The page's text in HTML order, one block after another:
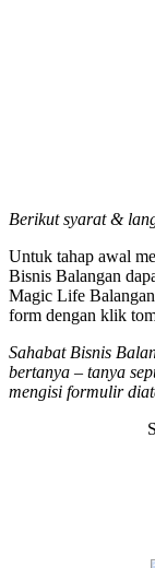
Berikut syarat &
Untuk tahap awal
Bisnis Balangan
Magic Life
form dengan klik
Sahabat Bisnis
bertanya – tanya
mengisi formulir